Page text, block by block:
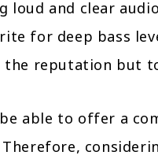
loud and clear
for deep bass
reputation but
able to offer a